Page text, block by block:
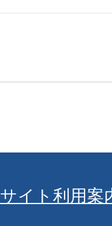
サイト利用案